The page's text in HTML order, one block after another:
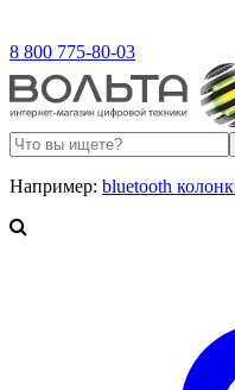
8 800 775-80-03
Например: bluetooth